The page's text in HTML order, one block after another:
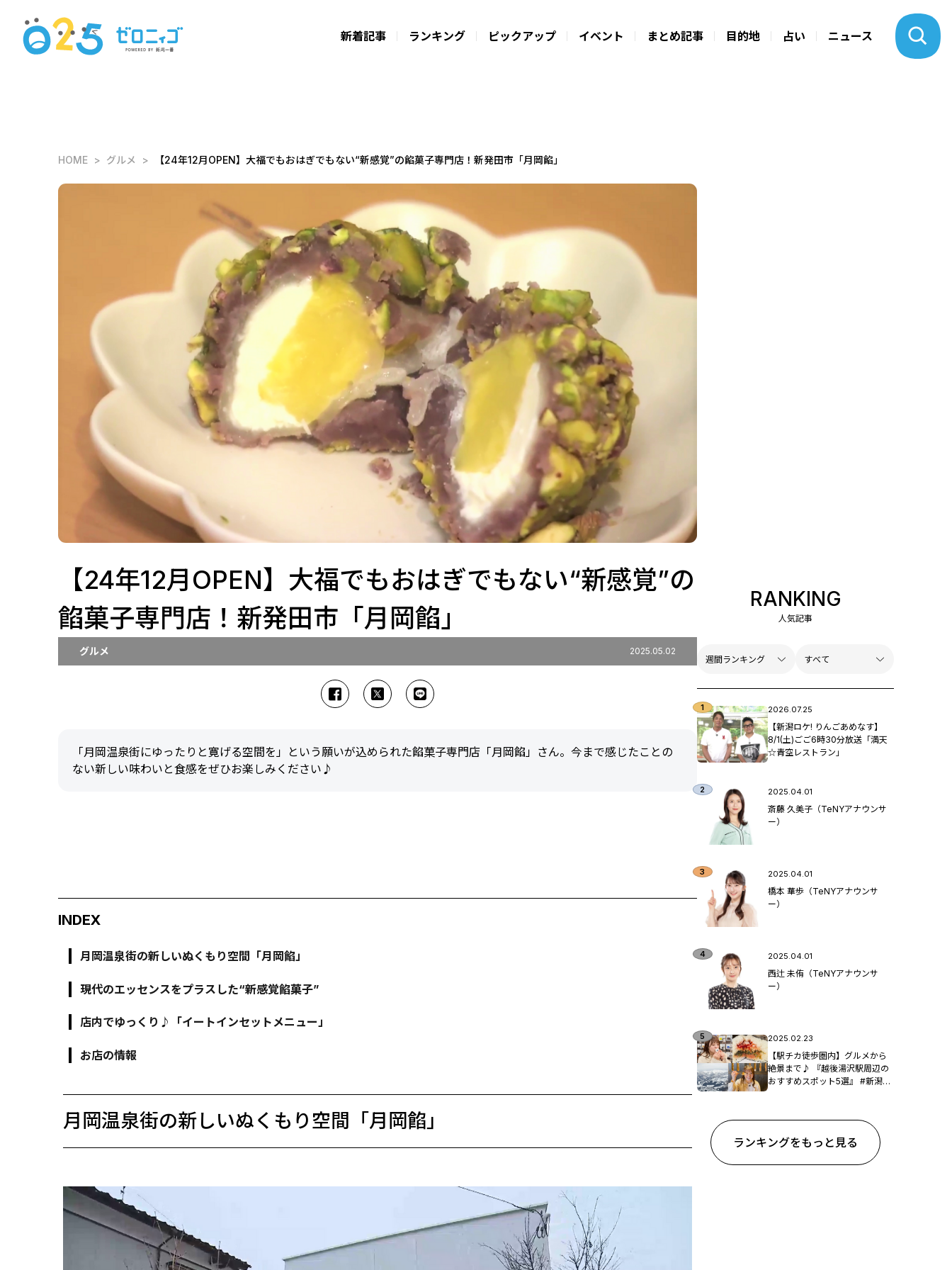
新着記事 ランキング ピックアップ イベント まとめ記事 目的地 占い ニュース
HOME グルメ 【24年12月OPEN】大福でもおはぎでもない“新感覚”の餡菓子専門店！新発田市「月岡餡」
【24年12月OPEN】大福でもおはぎでもない“新感覚”の
餡菓子専門店！新発田市「月岡餡」
グルメ 2025.05.02
「月岡温泉街にゆったりと寛げる空間を」という願いが込められた餡菓子専門店「月岡餡」さん。今まで感じたことの
ない新しい味わいと食感をぜひお楽しみください♪
INDEX
月岡温泉街の新しいぬくもり空間「月岡餡」
現代のエッセンスをプラスした“新感覚餡菓子”
店内でゆっくり♪「イートインセットメニュー」
お店の情報
月岡温泉街の新しいぬくもり空間「月岡餡」
RANKING
人気記事
2026.07.25
【新潟ロケ! りんごあめなす】
8/1(土)ごご6時30分放送「満天
☆青空レストラン」
2025.04.01
斎藤 久美子（TeNYアナウンサ
ー）
2025.04.01
橋本 華歩（TeNYアナウンサ
ー）
2025.04.01
西辻 未侑（TeNYアナウンサ
ー）
2025.02.23
【駅チカ徒歩圏内】グルメから
絶景まで♪ 『越後湯沢駅周辺の
おすすめスポット5選』 #新潟観
ランキングをもっと見る